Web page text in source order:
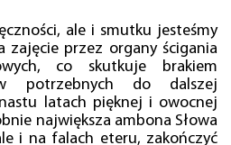
ale i smutku jesteśmy
zajęcie przez organy ścigania
co skutkuje brakiem
potrzebnych do dalszej
latach pięknej i owocnej
największa ambona Słowa
i na falach eteru, zakończyć